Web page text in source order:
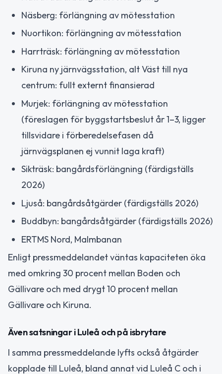
Näsberg: förlängning av mötesstation
Nuortikon: förlängning av mötesstation
Harrträsk: förlängning av mötesstation
Kiruna ny järnvägsstation, alt Väst till nya
centrum: fullt externt finansierad
Murjek: förlängning av mötesstation
(föreslagen för byggstartsbeslut år 1–3, ligger
tillsvidare i förberedelsefasen då
järnvägsplanen ej vunnit laga kraft)
Sikträsk: bangårdsförlängning (färdigställs
2026)
Ljuså: bangårdsåtgärder (färdigställs 2026)
Buddbyn: bangårdsåtgärder (färdigställs 2026)
ERTMS Nord, Malmbanan
Enligt pressmeddelandet väntas kapaciteten öka
med omkring 30 procent mellan Boden och
Gällivare och med drygt 10 procent mellan
Gällivare och Kiruna.
Även satsningar i Luleå och på isbrytare
I samma pressmeddelande lyfts också åtgärder
kopplade till Luleå, bland annat vid Luleå C och i